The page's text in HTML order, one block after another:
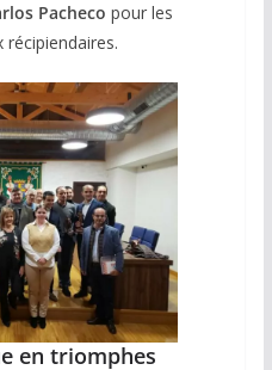
Pacheco pour les
en triomphes